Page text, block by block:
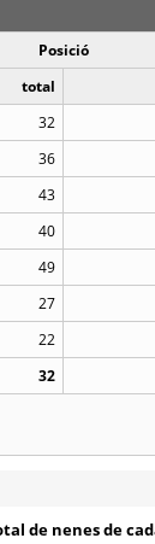
Posició
total
32
36
43
40
49
27
22
32